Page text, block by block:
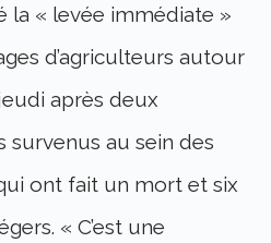
la « levée immédiate »
d’agriculteurs autour
après deux
survenus au sein des
ont fait un mort et six
« C’est une